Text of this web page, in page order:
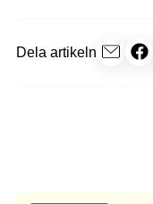
Dela artikeln